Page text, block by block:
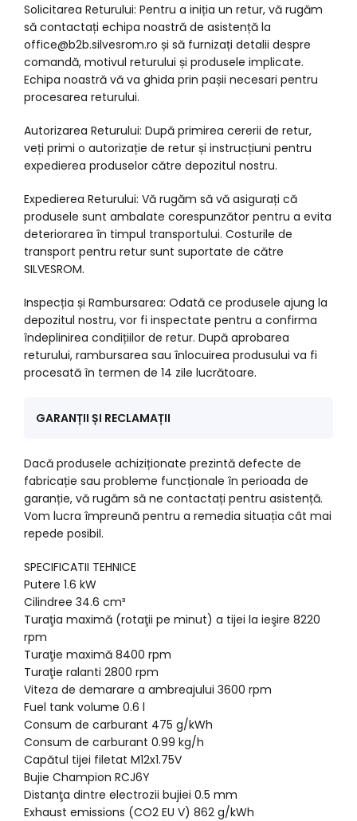
Solicitarea Returului: Pentru a iniția un retur, vă rugăm
să contactați echipa noastră de asistență la
office@b2b.silvesrom.ro și să furnizați detalii despre
comandă, motivul returului și produsele implicate.
Echipa noastră vă va ghida prin pașii necesari pentru
procesarea returului.
Autorizarea Returului: După primirea cererii de retur,
veți primi o autorizație de retur și instrucțiuni pentru
expedierea produselor către depozitul nostru.
Expedierea Returului: Vă rugăm să vă asigurați că
produsele sunt ambalate corespunzător pentru a evita
deteriorarea în timpul transportului. Costurile de
transport pentru retur sunt suportate de către
SILVESROM.
Inspecția și Rambursarea: Odată ce produsele ajung la
depozitul nostru, vor fi inspectate pentru a confirma
îndeplinirea condițiilor de retur. După aprobarea
returului, rambursarea sau înlocuirea produsului va fi
procesată în termen de 14 zile lucrătoare.
GARANȚII ȘI RECLAMAȚII
Dacă produsele achiziționate prezintă defecte de
fabricație sau probleme funcționale în perioada de
garanție, vă rugăm să ne contactați pentru asistență.
Vom lucra împreună pentru a remedia situația cât mai
repede posibil.
SPECIFICATII TEHNICE
Putere 1.6 kW
Cilindree 34.6 cm³
Turaţia maximă (rotaţii pe minut) a tijei la ieşire 8220
rpm
Turaţie maximă 8400 rpm
Turaţie ralanti 2800 rpm
Viteza de demarare a ambreajului 3600 rpm
Fuel tank volume 0.6 l
Consum de carburant 475 g/kWh
Consum de carburant 0.99 kg/h
Capătul tijei filetat M12x1.75V
Bujie Champion RCJ6Y
Distanţa dintre electrozii bujiei 0.5 mm
Exhaust emissions (CO2 EU V) 862 g/kWh